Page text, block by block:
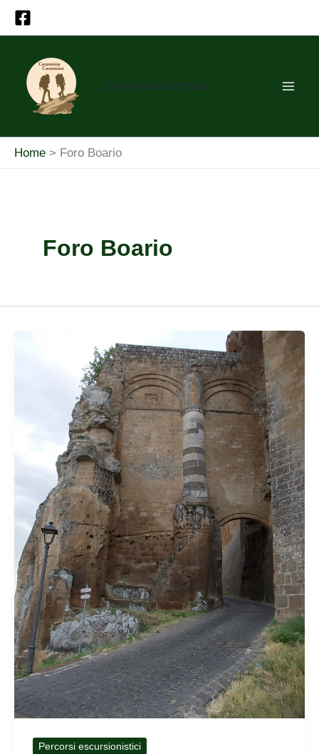
Vai
Cammina cammina
Home Foro Boario
Foro Boario
Percorsi escursionistici